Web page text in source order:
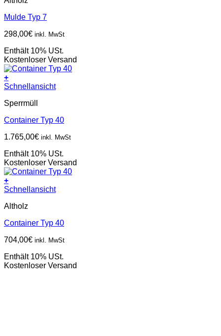
Mulde Typ 7
298,00€ inkl. MwSt
Enthält 10% USt.
Kostenloser Versand
+
Schnellansicht
Sperrmüll
Container Typ 40
1.765,00€ inkl. MwSt
Enthält 10% USt.
Kostenloser Versand
+
Schnellansicht
Altholz
Container Typ 40
704,00€ inkl. MwSt
Enthält 10% USt.
Kostenloser Versand